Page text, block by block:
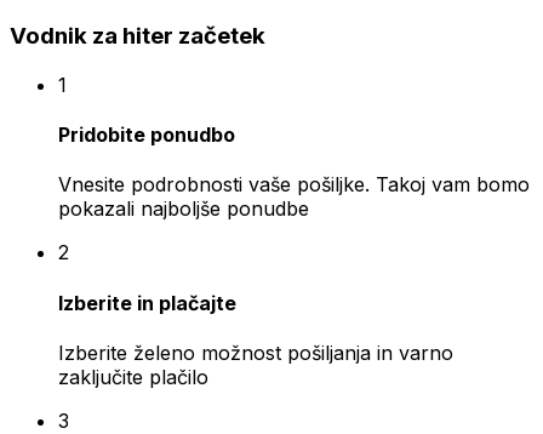
Vodnik za hiter začetek
1
Pridobite ponudbo
Vnesite podrobnosti vaše pošiljke. Takoj vam bomo
pokazali najboljše ponudbe
2
Izberite in plačajte
Izberite želeno možnost pošiljanja in varno
zaključite plačilo
3